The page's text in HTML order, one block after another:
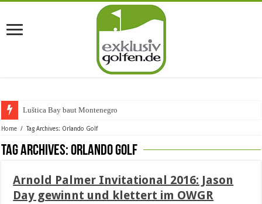
Luštica Bay baut Montenegros erst
Home / Tag Archives: Orlando Golf
Tag Archives:Orlando Golf
Arnold Palmer Invitational 2016: Jason
Day gewinnt und klettert im OWGR